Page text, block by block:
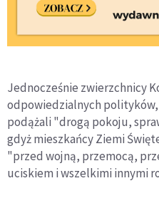
Jednocześnie zwierzchnicy
odpowiedzialnych
podążali "drogą pokoju,
gdyż mieszkańcy Ziemi
"przed wojną, przemocą,
uciskiem i wszelkimi innymi